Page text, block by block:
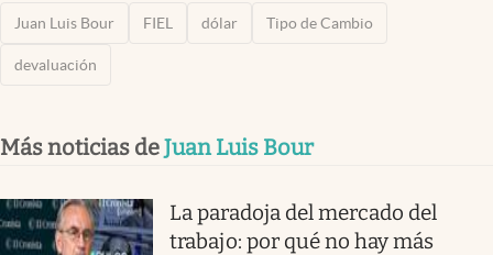
Juan Luis Bour FIEL dólar Tipo de Cambio
devaluación
Más noticias deJuan Luis Bour
La paradoja del mercado del
trabajo: por qué no hay más